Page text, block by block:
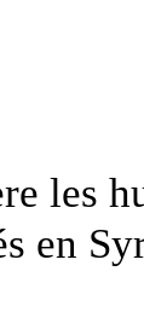
les
en